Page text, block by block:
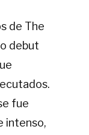
de The
debut
fue
intenso,